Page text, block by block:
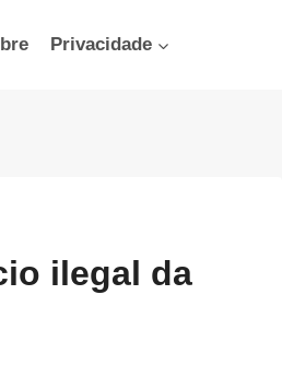
Privacidade
ilegal da